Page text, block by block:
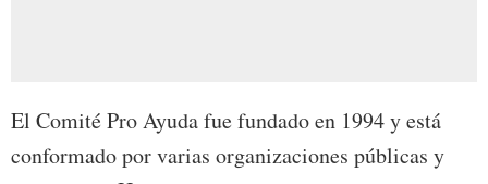
El Comité Pro Ayuda fue fundado en 1994 y está
conformado por varias organizaciones públicas y